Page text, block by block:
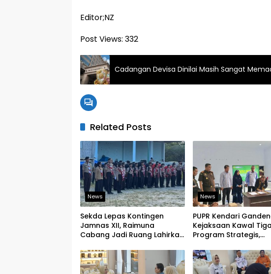
Editor;NZ
Post Views: 332
Cadangan Devisa Dinilai Masih Sangat
Related Posts
News
Sekda Lepas Kontingen
Jamnas XII, Raimuna
Cabang Jadi Ruang Lahirkan
Pemimpin
News
PUPR Kendari
Kejaksaan Kawal Tiga
Program Strategis,
Infrastruktur